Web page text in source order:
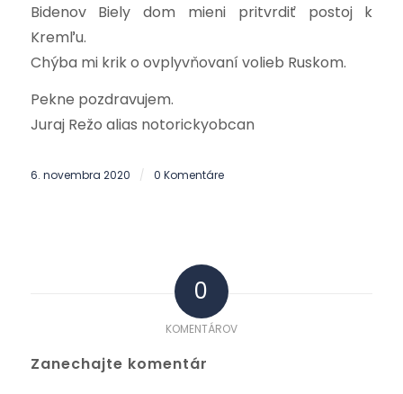
Bidenov Biely dom mieni pritvrdiť postoj k
Kremľu.
Chýba mi krik o ovplyvňovaní volieb Ruskom.
Pekne pozdravujem.
Juraj Režo alias notorickyobcan
6. novembra 2020 / 0 Komentáre
0
KOMENTÁROV
Zanechajte komentár